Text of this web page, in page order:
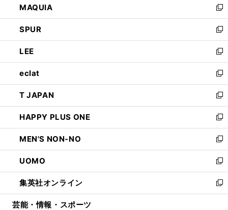
ド
ウ
で
開
く
ィ
ン
ド
ウ
で
開
く
い
ウ
ィ
ン
ド
ウ
で
開
く
MAQUIA
新
し
い
ウ
ィ
ン
ド
ウ
で
開
く
SPUR
新
し
い
ウ
ィ
ン
ド
ウ
で
開
く
LEE
新
し
い
ウ
ィ
ン
ド
ウ
で
開
く
eclat
新
し
い
ウ
ィ
ン
ド
ウ
で
開
く
T JAPAN
新
し
い
ウ
ィ
ン
ド
ウ
で
開
HAPPY PLUS ONE
新
し
い
ウ
ィ
ン
ド
ウ
MEN'S NON-NO
新
し
い
ウ
ィ
ン
UOMO
新
し
い
ウ
集英社オンライン
新
し
芸能・情報・スポーツ